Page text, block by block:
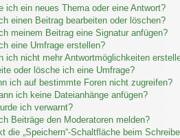
ich ein neues Thema oder eine Antwort?
einen Beitrag bearbeiten oder löschen?
meinem Beitrag eine Signatur anfügen?
eine Umfrage erstellen?
ich nicht mehr Antwortmöglichkeiten
oder lösche ich eine Umfrage?
ich auf bestimmte Foren nicht zugreifen?
ich keine Dateianhänge anfügen?
ich verwarnt?
Beiträge den Moderatoren melden?
die „Speichern“-Schaltfläche beim